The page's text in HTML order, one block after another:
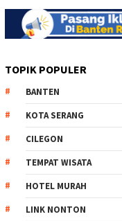
TOPIK POPULER
BANTEN
KOTA SERANG
CILEGON
TEMPAT WISATA
HOTEL MURAH
LINK NONTON